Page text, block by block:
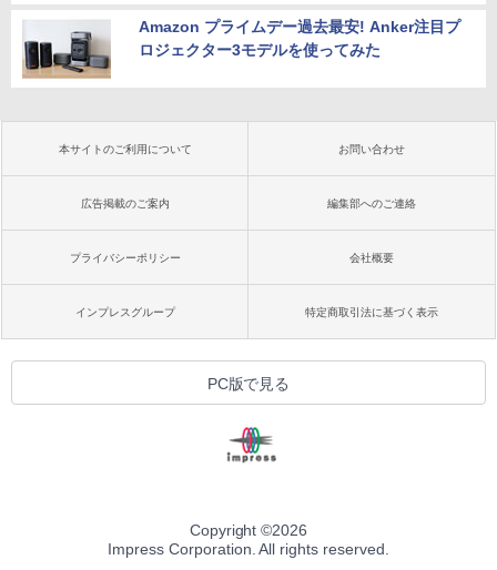
Amazon プライムデー過去最安! Anker注目プ
ロジェクター3モデルを使ってみた
本サイトのご利用について お問い合わせ
広告掲載のご案内 編集部へのご連絡
プライバシーポリシー 会社概要
インプレスグループ 特定商取引法に基づく表示
PC版で見る
Copyright ©2026
Impress Corporation. All rights reserved.